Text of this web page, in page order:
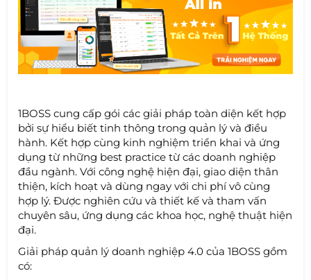
1BOSS cung cấp gói các giải pháp toàn diện kết hợp
bởi sự hiểu biết tinh thông trong quản lý và điều
hành. Kết hợp cùng kinh nghiệm triển khai và ứng
dụng từ những best practice từ các doanh nghiệp
đầu ngành. Với công nghệ hiện đại, giao diện thân
thiện, kích hoạt và dùng ngay với chi phí vô cùng
hợp lý. Được nghiên cứu và thiết kế và tham vấn
chuyên sâu, ứng dụng các khoa học, nghệ thuật hiện
đại.
Giải pháp quản lý doanh nghiệp 4.0 của 1BOSS gồm
có: